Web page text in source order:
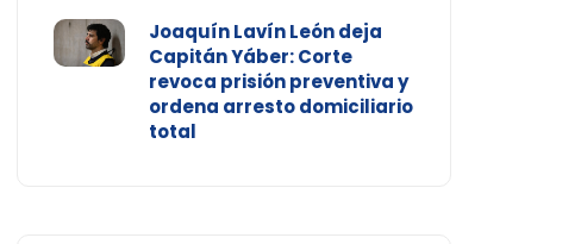
Joaquín Lavín León deja
Capitán Yáber: Corte
revoca prisión preventiva y
ordena arresto domiciliario
total